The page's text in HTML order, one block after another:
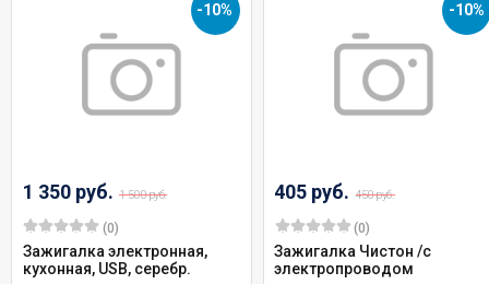
-10%
1 350 руб. 1 500 руб.
(0)
Зажигалка электронная,
кухонная, USB, серебр.
-10%
405 руб. 450 руб.
(0)
Зажигалка Чистон /с
электропроводом